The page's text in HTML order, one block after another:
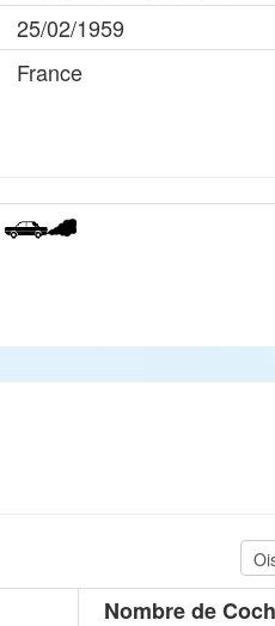
25/02/1959
France
Nombre de